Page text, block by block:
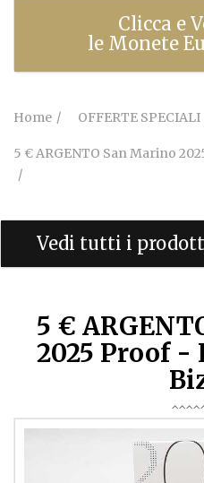
Clicca e
le Monete
Home OFFERTE SPECIALI
5 € ARGENTO San Marino
Vedi tutti i
5 €
2025 Proof -